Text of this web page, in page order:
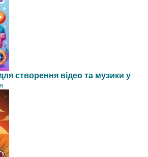
створення відео та музики у